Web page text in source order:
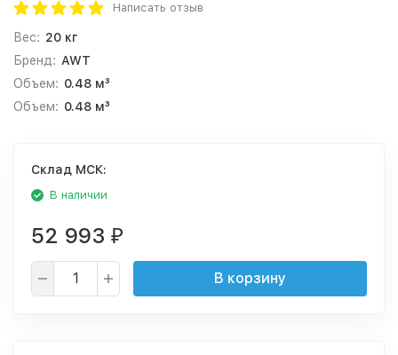
Написать отзыв
Вес: 20 кг
Бренд: AWT
Объем: 0.48 м³
Объем: 0.48 м³
Cклад МСК:
В наличии
52 993 ₽
В корзину